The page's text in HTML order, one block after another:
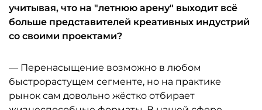
учитывая, что на "летнюю арену" выходит всё
больше представителей креативных индустрий
со своими проектами?
— Перенасыщение возможно в любом
быстрорастущем сегменте, но на практике
рынок сам довольно жёстко отбирает